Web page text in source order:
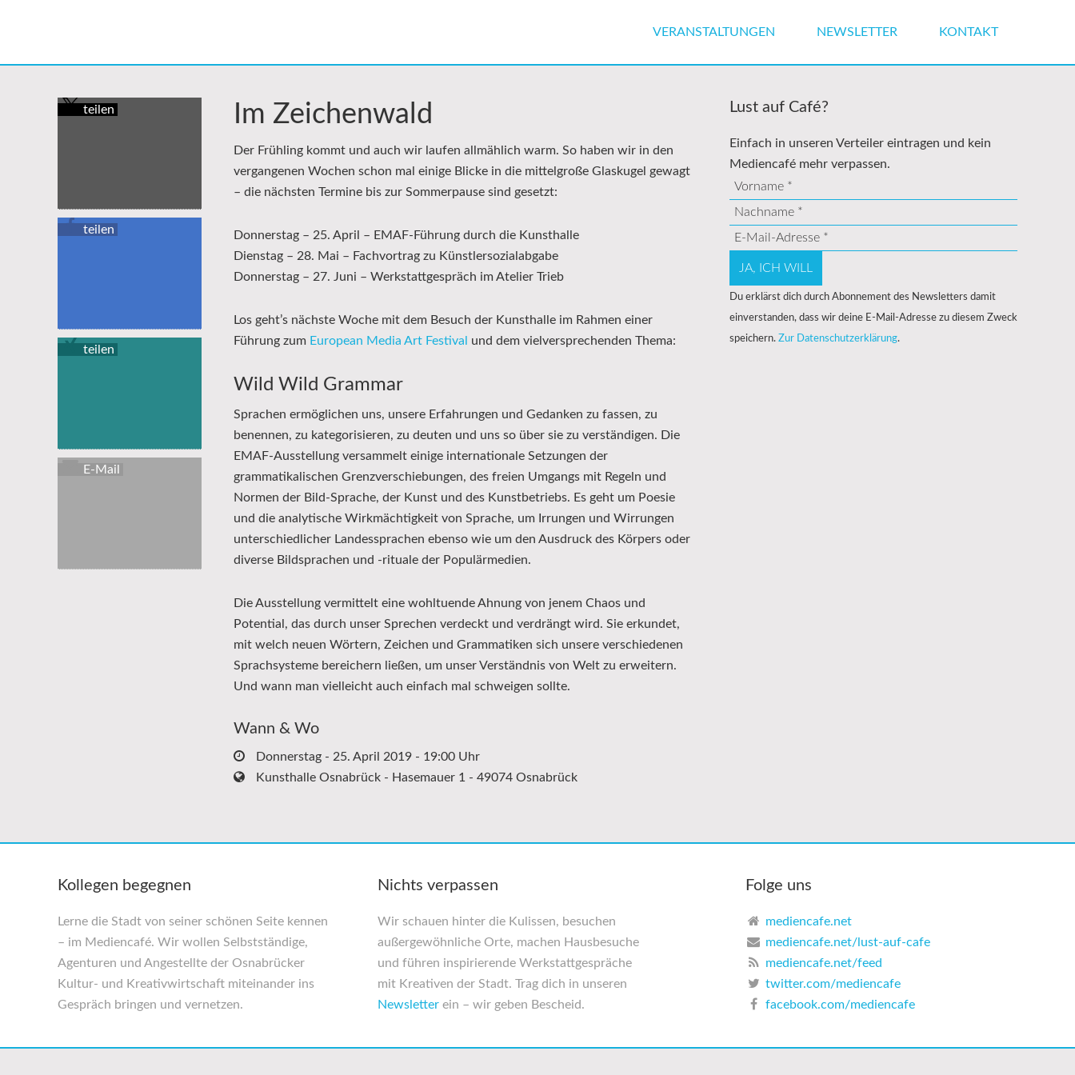
VERANSTALTUNGEN NEWSLETTER KONTAKT
Im Zeichenwald
Der Frühling kommt und auch wir laufen allmählich warm. So haben wir in den
vergangenen Wochen schon mal einige Blicke in die mittelgroße Glaskugel gewagt
– die nächsten Termine bis zur Sommerpause sind gesetzt:
Donnerstag – 25. April – EMAF-Führung durch die Kunsthalle
Dienstag – 28. Mai – Fachvortrag zu Künstlersozialabgabe
Donnerstag – 27. Juni – Werkstattgespräch im Atelier Trieb
Los geht’s nächste Woche mit dem Besuch der Kunsthalle im Rahmen einer
Führung zum European Media Art Festival und dem vielversprechenden Thema:
Wild Wild Grammar
Sprachen ermöglichen uns, unsere Erfahrungen und Gedanken zu fassen, zu
benennen, zu kategorisieren, zu deuten und uns so über sie zu verständigen. Die
EMAF-Ausstellung versammelt einige internationale Setzungen der
grammatikalischen Grenzverschiebungen, des freien Umgangs mit Regeln und
Normen der Bild-Sprache, der Kunst und des Kunstbetriebs. Es geht um Poesie
und die analytische Wirkmächtigkeit von Sprache, um Irrungen und Wirrungen
unterschiedlicher Landessprachen ebenso wie um den Ausdruck des Körpers oder
diverse Bildsprachen und ‑rituale der Populärmedien.
Die Ausstellung vermittelt eine wohltuende Ahnung von jenem Chaos und
Potential, das durch unser Sprechen verdeckt und verdrängt wird. Sie erkundet,
mit welch neuen Wörtern, Zeichen und Grammatiken sich unsere verschiedenen
Sprachsysteme bereichern ließen, um unser Verständnis von Welt zu erweitern.
Und wann man vielleicht auch einfach mal schweigen sollte.
Wann & Wo
Donnerstag - 25. April 2019 - 19:00 Uhr
Kunsthalle Osnabrück - Hasemauer 1 - 49074 Osnabrück
Lust auf Café?
Einfach in unseren Verteiler eintragen und kein
Mediencafé mehr verpassen.
Du erklärst dich durch Abonnement des Newsletters damit
einverstanden, dass wir deine E-Mail-Adresse zu diesem Zweck
speichern. Zur Datenschutzerklärung.
teilen
teilen
teilen
E-Mail
Kollegen begegnen
Lerne die Stadt von seiner schönen Seite kennen
– im Mediencafé. Wir wollen Selbst­ständige,
Agenturen und Angestellte der Osnabrücker
Kultur- und Kreativwirtschaft miteinander ins
Gespräch bringen und vernetzen.
Nichts verpassen
Wir schauen hinter die Kulissen, besuchen
außer­gewöhnliche Orte, machen Haus­besuche
und führen inspirierende Werkstatt­gespräche
mit Kreativen der Stadt. Trag dich in unseren
Newsletter ein – wir geben Bescheid.
Folge uns
mediencafe.net
mediencafe.net/lust-auf-cafe
mediencafe.net/feed
twitter.com/mediencafe
facebook.com/mediencafe